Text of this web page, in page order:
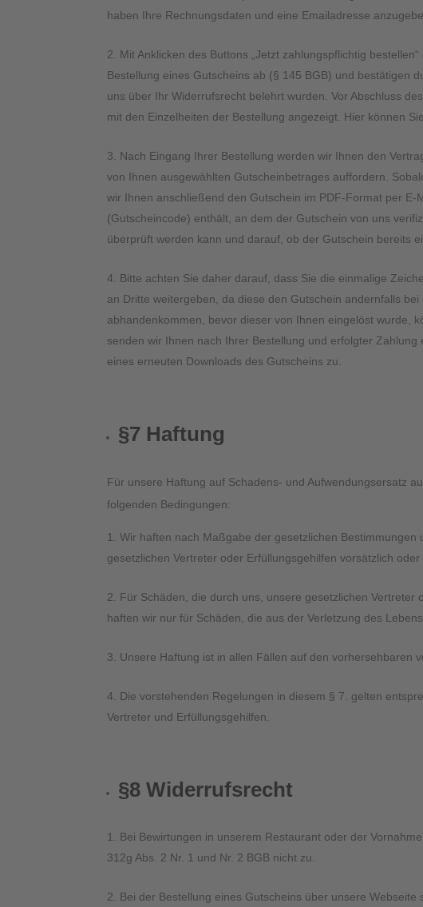
haben Ihre Rechnungsdaten und eine Emailadresse
Mit Anklicken des Buttons „Jetzt zahlungspflichtig
Bestellung eines Gutscheins ab (§ 145 BGB) und bestätigen
uns über Ihr Widerrufsrecht belehrt wurden. Vor Abschluss
mit den Einzelheiten der Bestellung angezeigt. Hier können
Nach Eingang Ihrer Bestellung werden wir Ihnen den
von Ihnen ausgewählten Gutscheinbetrages auffordern.
wir Ihnen anschließend den Gutschein im PDF-Format per
(Gutscheincode) enthält, an dem der Gutschein von uns
überprüft werden kann und darauf, ob der Gutschein bereits
Bitte achten Sie daher darauf, dass Sie die einmalige
an Dritte weitergeben, da diese den Gutschein andernfalls
abhandenkommen, bevor dieser von Ihnen eingelöst wurde,
senden wir Ihnen nach Ihrer Bestellung und erfolgter
eines erneuten Downloads des Gutscheins zu.
§7 Haftung
Für unsere Haftung auf Schadens- und Aufwendungsersatz
folgenden Bedingungen:
Wir haften nach Maßgabe der gesetzlichen
gesetzlichen Vertreter oder Erfüllungsgehilfen vorsätzlich
Für Schäden, die durch uns, unsere gesetzlichen Vertreter
haften wir nur für Schäden, die aus der Verletzung des
Unsere Haftung ist in allen Fällen auf den vorhersehbaren
Die vorstehenden Regelungen in diesem § 7. gelten
Vertreter und Erfüllungsgehilfen.
§8 Widerrufsrecht
Bei Bewirtungen in unserem Restaurant oder der
312g Abs. 2 Nr. 1 und Nr. 2 BGB nicht zu.
Bei der Bestellung eines Gutscheins über unsere